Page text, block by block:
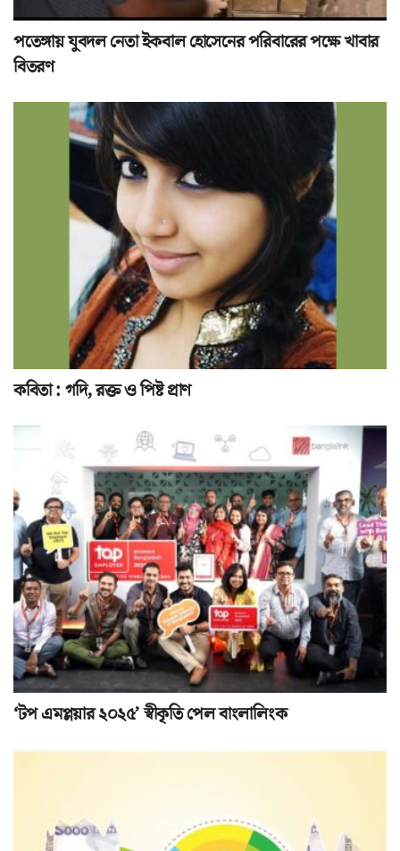
পতেঙ্গায় যুবদল নেতা ইকবাল হোসেনের পরিবারের পক্ষে খাবার
বিতরণ
কবিতা : গদি, রক্ত ও পিষ্ট প্রাণ
‘টপ এমপ্লয়ার ২০২৫’ স্বীকৃতি পেল বাংলালিংক